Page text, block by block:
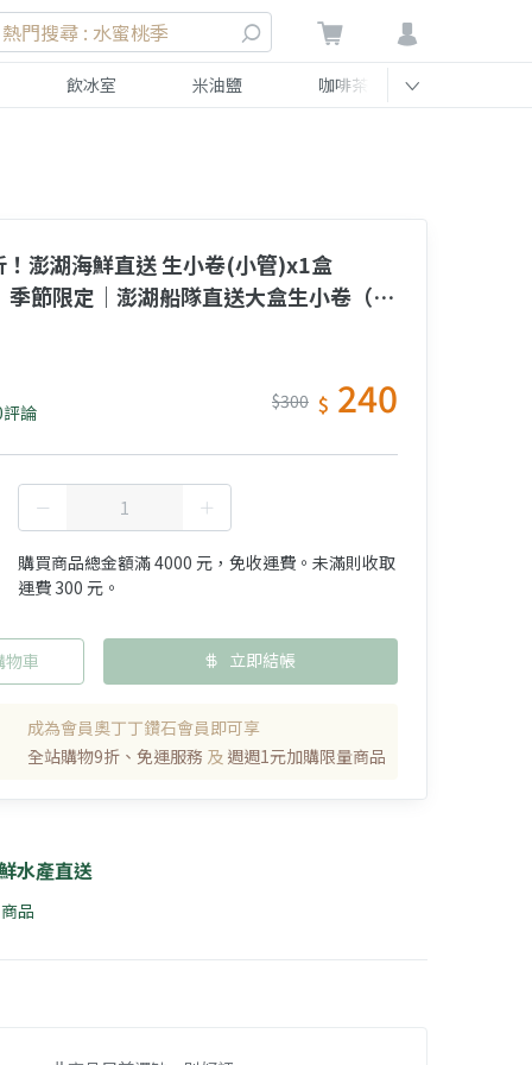
熱門搜尋 : 水蜜桃季
飲冰室 米油鹽 咖啡茶
！澎湖海鮮直送 生小卷(小管)x1盒
節限定｜澎湖船隊直送大盒生小卷（6–
論
$300 $ 240
購買商品總金額滿 4000 元，免收運費。未滿則收取
運費 300 元。
物車 立即結帳
成為會員奧丁丁鑽石會員即可享
全站購物9折、免運服務 及 週週1元加購限量商品
水產直送
品